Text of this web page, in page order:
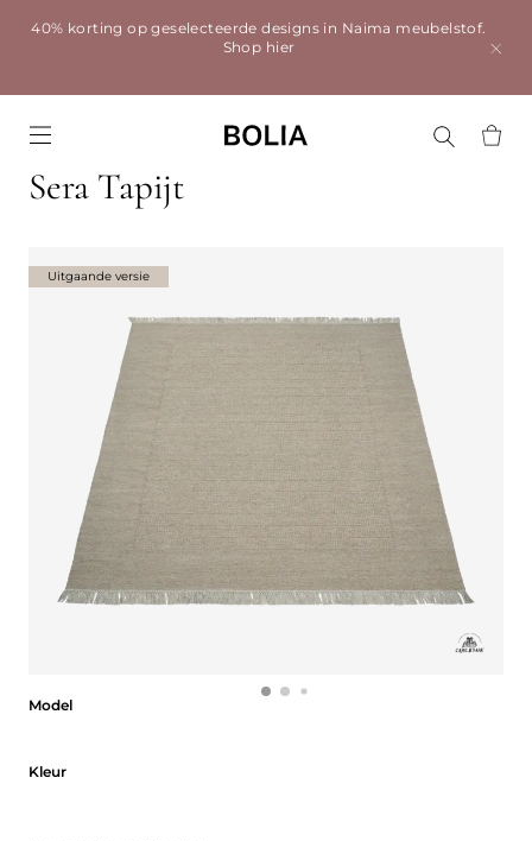
40% korting op geselecteerde designs in Naima meubelstof.
Shop hier
Sera Tapijt
Model
Kleur
Uitgaande versie